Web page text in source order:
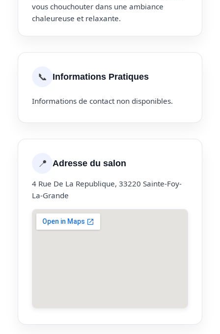
vous chouchouter dans une ambiance
chaleureuse et relaxante.
📞 Informations Pratiques
Informations de contact non disponibles.
📍 Adresse du salon
4 Rue De La Republique, 33220 Sainte-Foy-
La-Grande